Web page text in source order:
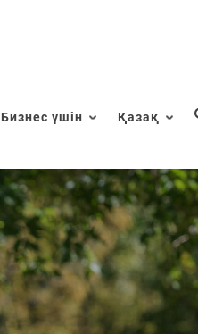
Бизнес үшін Қазақ